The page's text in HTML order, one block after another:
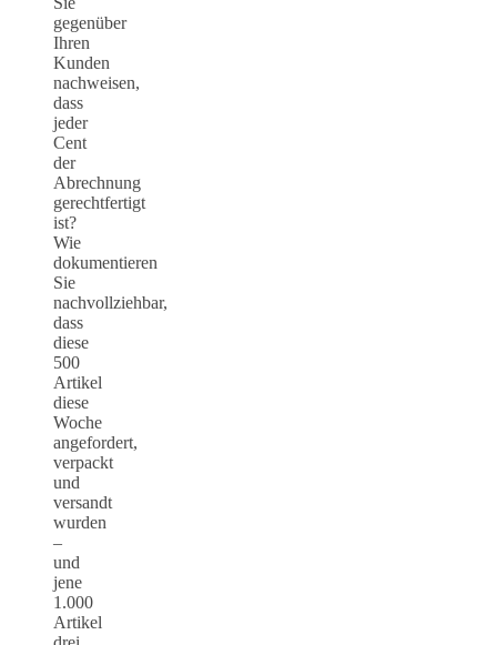
gegenüber
Ihren
Kunden
nachweisen,
dass
jeder
Cent
der
Abrechnung
gerechtfertigt
ist?
Wie
dokumentieren
Sie
nachvollziehbar,
dass
diese
500
Artikel
diese
Woche
angefordert,
verpackt
und
versandt
wurden
–
und
jene
1.000
Artikel